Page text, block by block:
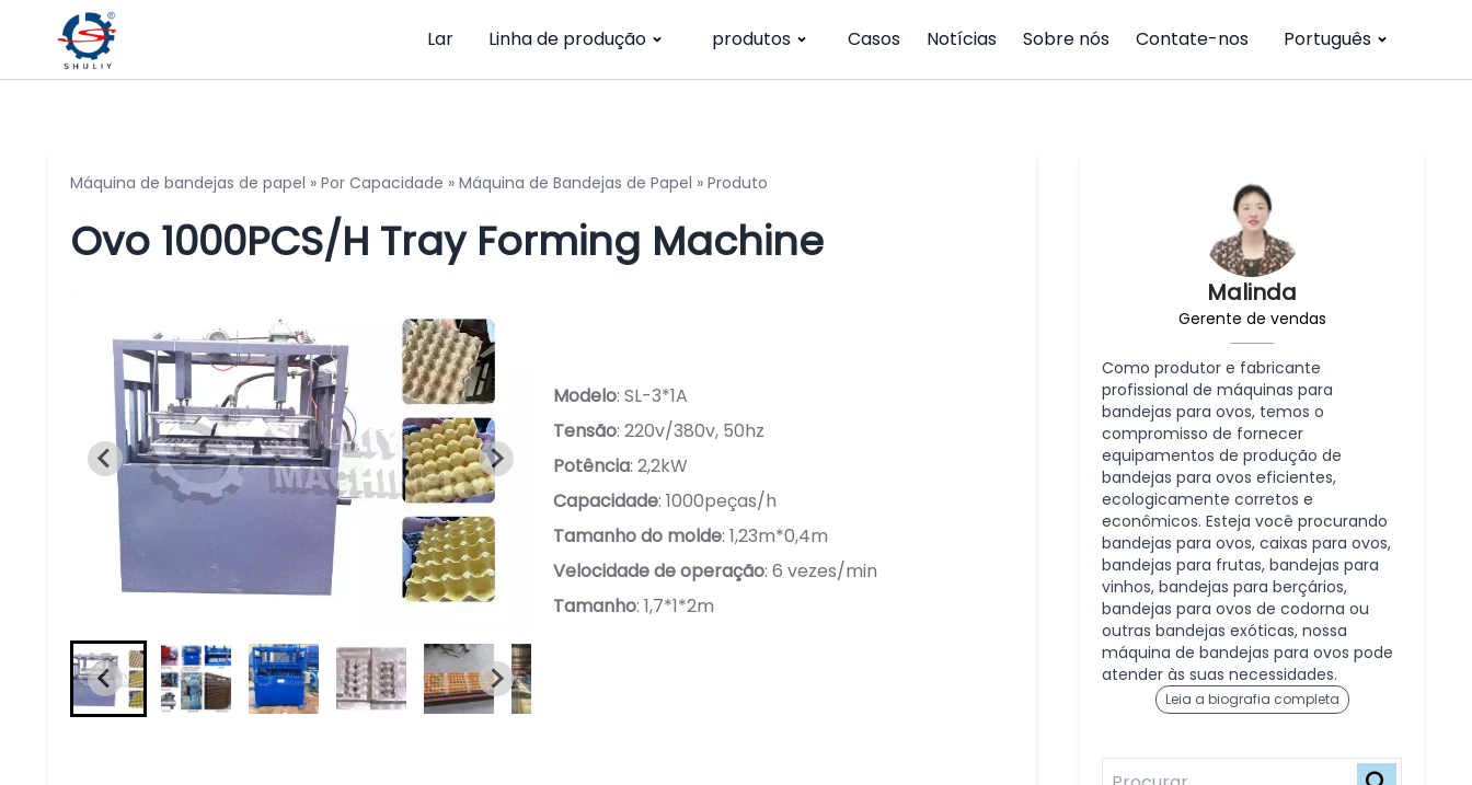
Lar Linha de produção produtos Casos Notícias Sobre nós Contate-nos Português
Máquina de bandejas de papel » Por Capacidade » Máquina de Bandejas de Papel » Produto
Ovo 1000PCS/H Tray Forming Machine
Modelo: SL-3*1A
Tensão: 220v/380v, 50hz
Potência: 2,2kW
Capacidade: 1000peças/h
Tamanho do molde: 1,23m*0,4m
Velocidade de operação: 6 vezes/min
Tamanho: 1,7*1*2m
Malinda
Gerente de vendas
Como produtor e fabricante
profissional de máquinas para
bandejas para ovos, temos o
compromisso de fornecer
equipamentos de produção de
bandejas para ovos eficientes,
ecologicamente corretos e
econômicos. Esteja você procurando
bandejas para ovos, caixas para ovos,
bandejas para frutas, bandejas para
vinhos, bandejas para berçários,
bandejas para ovos de codorna ou
outras bandejas exóticas, nossa
máquina de bandejas para ovos pode
atender às suas necessidades.
Leia a biografia completa